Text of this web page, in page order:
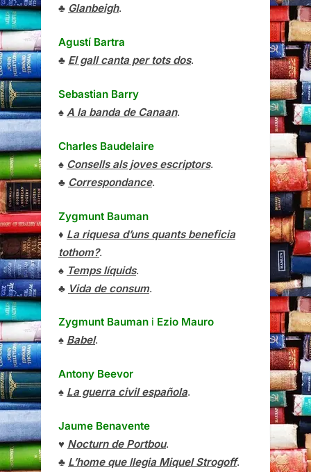
♣ Glanbeigh.
Agustí Bartra
♣ El gall canta per tots dos.
Sebastian Barry
♠ A la banda de Canaan.
Charles Baudelaire
♠ Consells als joves escriptors.
♣ Correspondance.
Zygmunt Bauman
♦ La riquesa d’uns quants beneficia
tothom?.
♠ Temps líquids.
♣ Vida de consum.
Zygmunt Bauman i Ezio Mauro
♠ Babel.
Antony Beevor
♠ La guerra civil española.
Jaume Benavente
♥ Nocturn de Portbou.
♣ L’home que llegia Miquel Strogoff.